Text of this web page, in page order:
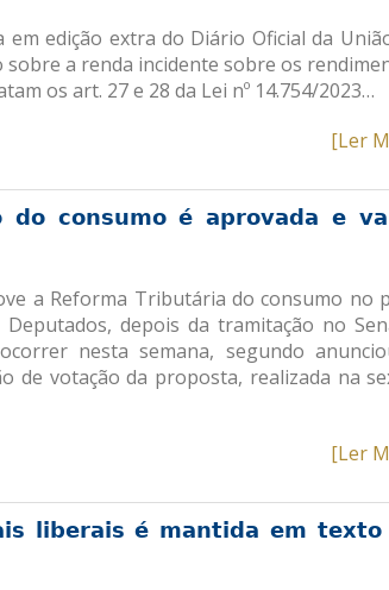
em edição extra do Diário Oficial da
a renda incidente sobre os
os art. 27 e 28 da Lei nº 14.754/2023…
[Ler
consumo é aprovada e
a Reforma Tributária do consumo no
depois da tramitação no
nesta semana, segundo
de votação da proposta, realizada na
[Ler
liberais é mantida em texto